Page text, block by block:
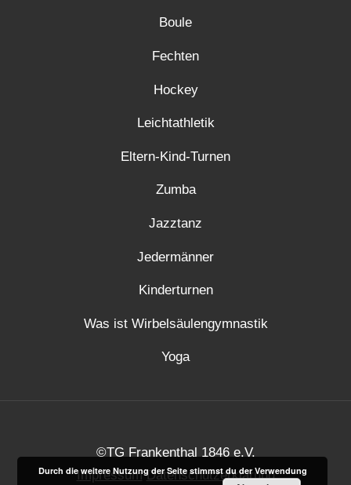
Boule
Fechten
Hockey
Leichtathletik
Eltern-Kind-Turnen
Zumba
Jazztanz
Jedermänner
Kinderturnen
Was ist Wirbelsäulengymnastik
Yoga
©TG Frankenthal 1846 e.V.
Impressum Datenschutzerklärung
Durch die weitere Nutzung der Seite stimmst du der Verwendung